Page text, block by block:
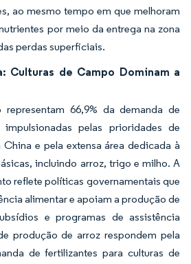
ao mesmo tempo em que melhoram
por meio da entrega na zona
perdas superficiais.
Culturas de Campo Dominam a
66,9% da demanda de
pelas prioridades de
e pela extensa área dedicada à
incluindo arroz, trigo e milho. A
reflete políticas governamentais que
alimentar e apoiam a produção de
e programas de assistência
produção de arroz respondem pela
de fertilizantes para culturas de